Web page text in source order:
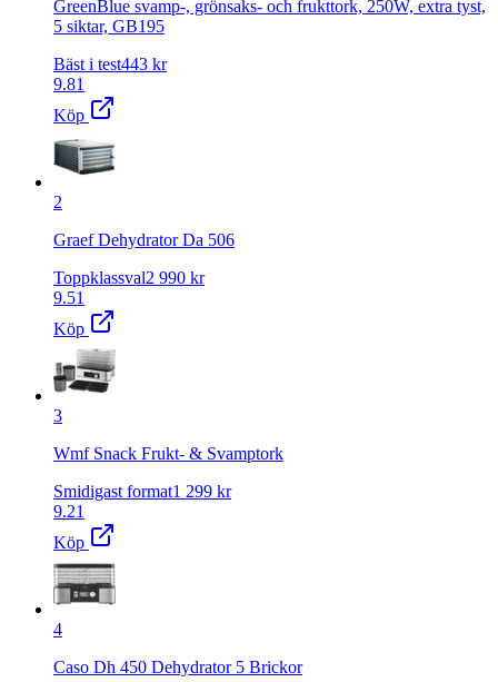
GreenBlue svamp-, grönsaks- och frukttork, 250W, extra tyst,
5 siktar, GB195
Bäst i test443 kr
9.81
Köp
2
Graef Dehydrator Da 506
Toppklassval2 990 kr
9.51
Köp
3
Wmf Snack Frukt- & Svamptork
Smidigast format1 299 kr
9.21
Köp
4
Caso Dh 450 Dehydrator 5 Brickor